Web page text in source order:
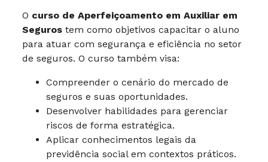
O curso de Aperfeiçoamento em Auxiliar em
Seguros tem como objetivos capacitar o aluno
para atuar com segurança e eficiência no setor
de seguros. O curso também visa:
Compreender o cenário do mercado de
seguros e suas oportunidades.
Desenvolver habilidades para gerenciar
riscos de forma estratégica.
Aplicar conhecimentos legais da
previdência social em contextos práticos.